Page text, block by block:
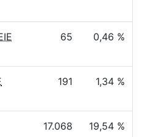
65 0,46 %
191 1,34 %
17.068 19,54 %